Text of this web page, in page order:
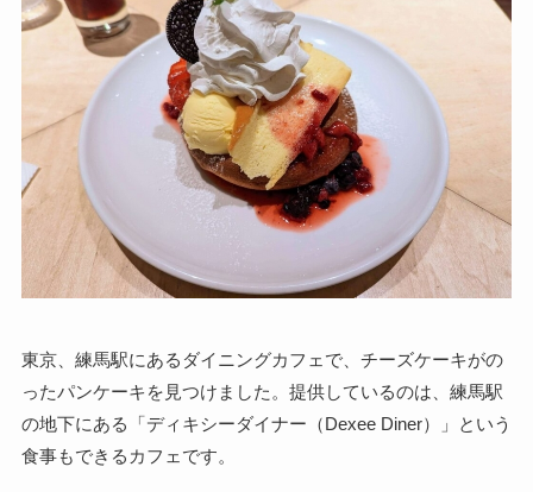
東京、練馬駅にあるダイニングカフェで、チーズケーキがの
ったパンケーキを見つけました。提供しているのは、練馬駅
の地下にある「ディキシーダイナー（Dexee Diner）」という
食事もできるカフェです。